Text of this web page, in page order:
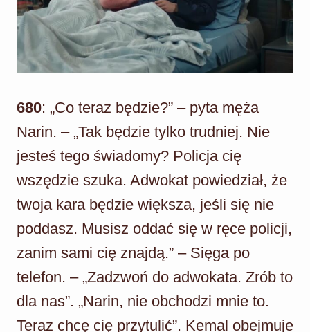
680: „Co teraz będzie?” – pyta męża
Narin. – „Tak będzie tylko trudniej. Nie
jesteś tego świadomy? Policja cię
wszędzie szuka. Adwokat powiedział, że
twoja kara będzie większa, jeśli się nie
poddasz. Musisz oddać się w ręce policji,
zanim sami cię znajdą.” – Sięga po
telefon. – „Zadzwoń do adwokata. Zrób to
dla nas”. „Narin, nie obchodzi mnie to.
Teraz chcę cię przytulić”. Kemal obejmuje